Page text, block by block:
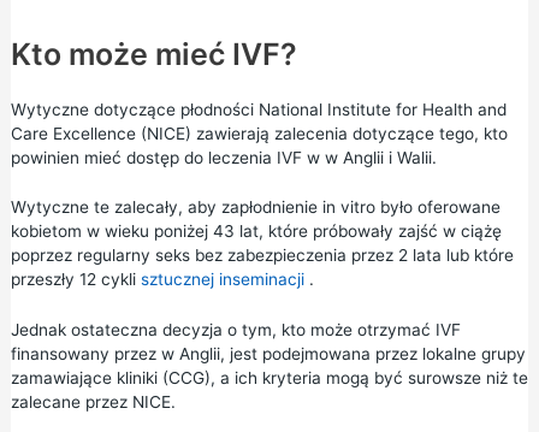
Kto może mieć IVF?
Wytyczne dotyczące płodnościNational Institute for Health and
Care Excellence (NICE) zawierają zalecenia dotyczące tego, kto
powinien mieć dostęp do leczenia IVF w w Anglii i Walii.
Wytyczne te zalecały, aby zapłodnienie in vitro było oferowane
kobietom w wieku poniżej 43 lat, które próbowały zajść w ciążę
poprzez regularny seks bez zabezpieczenia przez 2 lata lub które
przeszły 12 cykli sztucznej inseminacji.
Jednak ostateczna decyzja o tym, kto może otrzymać IVF
finansowany przez w Anglii, jest podejmowana przez lokalne grupy
zamawiające kliniki (CCG), a ich kryteria mogą być surowsze niż te
zalecane przez NICE.